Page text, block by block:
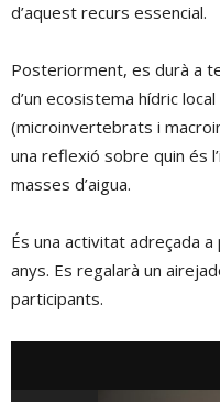
d’aquest recurs essencial.
Posteriorment, es durà a
d’un ecosistema hídric
(microinvertebrats i
una reflexió sobre quin és
masses d’aigua.
És una activitat adreçada
anys. Es regalarà un
participants.